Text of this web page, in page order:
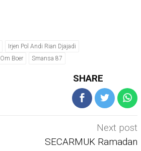
Irjen Pol Andi Rian Djajadi
Om Boer Smansa 87
SHARE
Next post
SECARMUK Ramadan